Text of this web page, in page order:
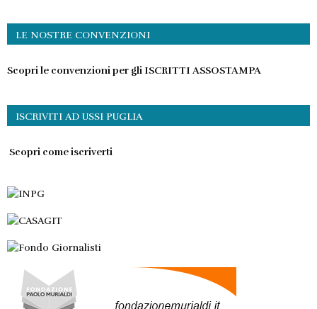
LE NOSTRE CONVENZIONI
Scopri le convenzioni per gli ISCRITTI ASSOSTAMPA
ISCRIVITI AD USSI PUGLIA
Scopri come iscriverti